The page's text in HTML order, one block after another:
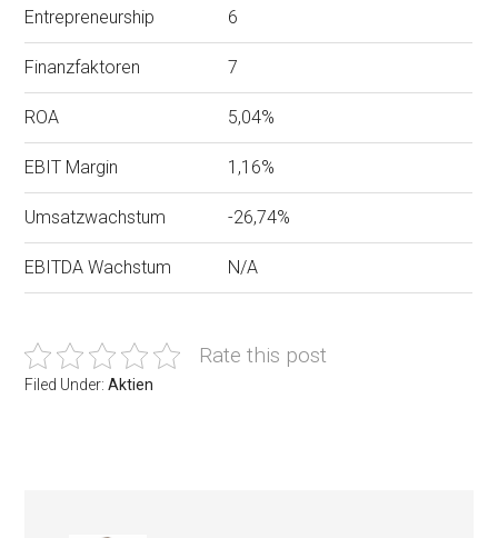
Entrepreneurship 6
Finanzfaktoren 7
ROA 5,04%
EBIT Margin 1,16%
Umsatzwachstum -26,74%
EBITDA Wachstum N/A
Rate this post
Filed Under:Aktien